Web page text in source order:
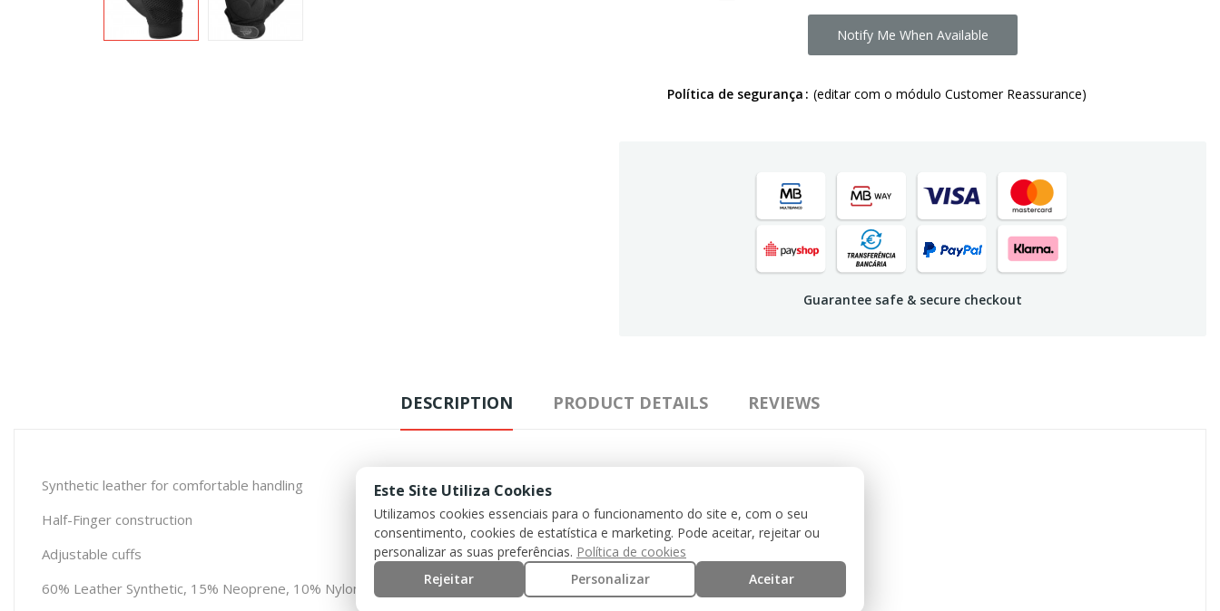
Notify Me When Available
Política de segurança (editar com o módulo Customer Reassurance)
Guarantee safe & secure checkout
DESCRIPTION PRODUCT DETAILS REVIEWS
Synthetic leather for comfortable handling
Half-Finger construction
Adjustable cuffs
60% Leather Synthetic, 15% Neoprene, 10% Nylon, 5% Spandex, 5% Lycra, 5% Impact Gel
Este Site Utiliza Cookies
Utilizamos cookies essenciais para o funcionamento do site e, com o seu
consentimento, cookies de estatística e marketing. Pode aceitar, rejeitar ou
personalizar as suas preferências. Política de cookies
Rejeitar
Personalizar Aceitar